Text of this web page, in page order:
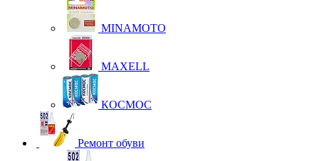
MINAMOTO
MAXELL
КОСМОС
Ремонт обуви